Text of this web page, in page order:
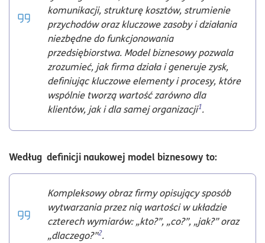
komunikacji, strukturę kosztów, strumienie
przychodów oraz kluczowe zasoby i działania
niezbędne do funkcjonowania
przedsiębiorstwa. Model biznesowy pozwala
zrozumieć, jak firma działa i generuje zysk,
definiując kluczowe elementy i procesy, które
wspólnie tworzą wartość zarówno dla
klientów, jak i dla samej organizacji1.
Według definicji naukowej model biznesowy to:
Kompleksowy obraz firmy opisujący sposób
wytwarzania przez nią wartości w układzie
czterech wymiarów: „kto?”, „co?”, „jak?” oraz
„dlaczego?”2.